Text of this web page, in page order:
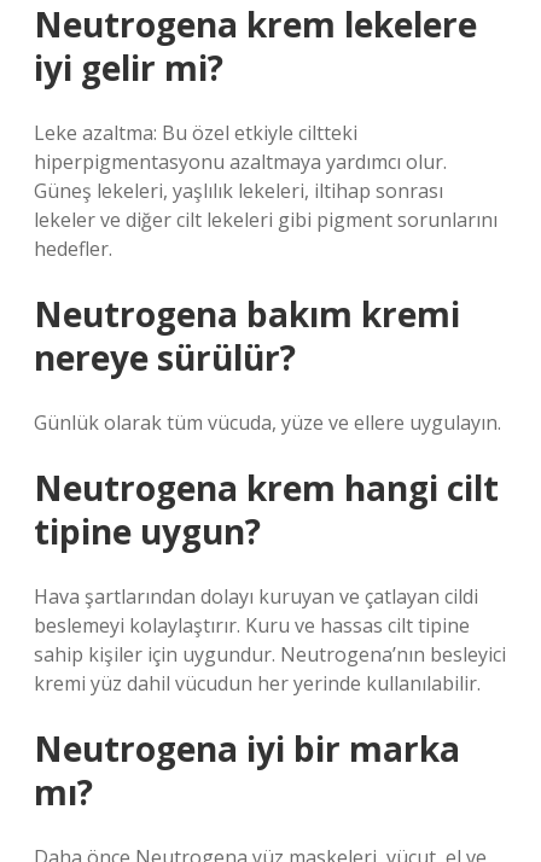
Neutrogena krem lekelere
iyi gelir mi?
Leke azaltma: Bu özel etkiyle ciltteki
hiperpigmentasyonu azaltmaya yardımcı olur.
Güneş lekeleri, yaşlılık lekeleri, iltihap sonrası
lekeler ve diğer cilt lekeleri gibi pigment sorunlarını
hedefler.
Neutrogena bakım kremi
nereye sürülür?
Günlük olarak tüm vücuda, yüze ve ellere uygulayın.
Neutrogena krem hangi cilt
tipine uygun?
Hava şartlarından dolayı kuruyan ve çatlayan cildi
beslemeyi kolaylaştırır. Kuru ve hassas cilt tipine
sahip kişiler için uygundur. Neutrogena’nın besleyici
kremi yüz dahil vücudun her yerinde kullanılabilir.
Neutrogena iyi bir marka
mı?